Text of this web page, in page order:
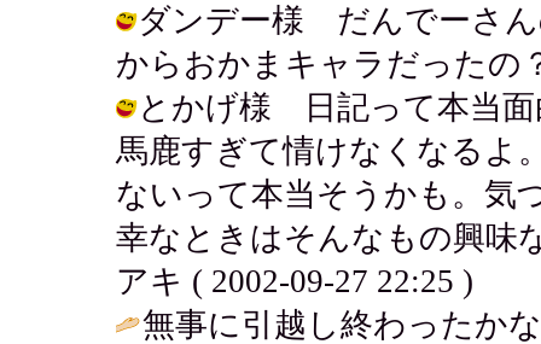
ダンデー様 だんでーさん
からおかまキャラだったの
とかげ様 日記って本当面
馬鹿すぎて情けなくなるよ
ないって本当そうかも。気
幸なときはそんなもの興味
アキ ( 2002-09-27 22:25 )
無事に引越し終わったか